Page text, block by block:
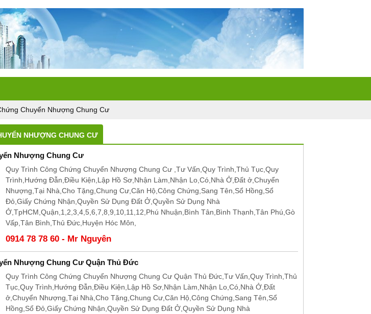
Chuyển Nhượng Chung Cư
NHƯỢNG CHUNG CƯ
Nhượng Chung Cư
Quy Trình Công Chứng Chuyển Nhượng Chung Cư ,Tư Vấn,Quy Trình,Thủ Tục,Quy
Trình,Hướng Đẫn,Điều Kiện,Lập Hồ Sơ,Nhận Làm,Nhận Lo,Có,Nhà Ở,Đất ở,Chuyển
Nhượng,Tại Nhà,Cho Tặng,Chung Cư,Căn Hộ,Công Chứng,Sang Tên,Sổ Hồng,Sổ
Đỏ,Giấy Chứng Nhận,Quyền Sử Dụng Đất Ở,Quyền Sử Dụng Nhà
Ở,TpHCM,Quận,1,2,3,4,5,6,7,8,9,10,11,12,Phú Nhuận,Bình Tân,Bình Thạnh,Tân Phú,Gò
Vấp,Tân Bình,Thủ Đức,Huyện Hóc Môn,
0914 78 78 60 - Mr Nguyên
Nhượng Chung Cư Quận Thủ Đức
Quy Trình Công Chứng Chuyển Nhượng Chung Cư Quận Thủ Đức,Tư Vấn,Quy Trình,Thủ
Tục,Quy Trình,Hướng Đẫn,Điều Kiện,Lập Hồ Sơ,Nhận Làm,Nhận Lo,Có,Nhà Ở,Đất
ở,Chuyển Nhượng,Tại Nhà,Cho Tặng,Chung Cư,Căn Hộ,Công Chứng,Sang Tên,Sổ
Hồng,Sổ Đỏ,Giấy Chứng Nhận,Quyền Sử Dụng Đất Ở,Quyền Sử Dụng Nhà